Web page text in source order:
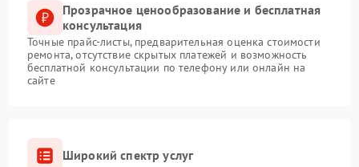
Прозрачное ценообразование и бесплатная
консультация
Точные прайс-листы, предварительная оценка стоимости
ремонта, отсутствие скрытых платежей и возможность
бесплатной консультации по телефону или онлайн на
сайте
Широкий спектр услуг